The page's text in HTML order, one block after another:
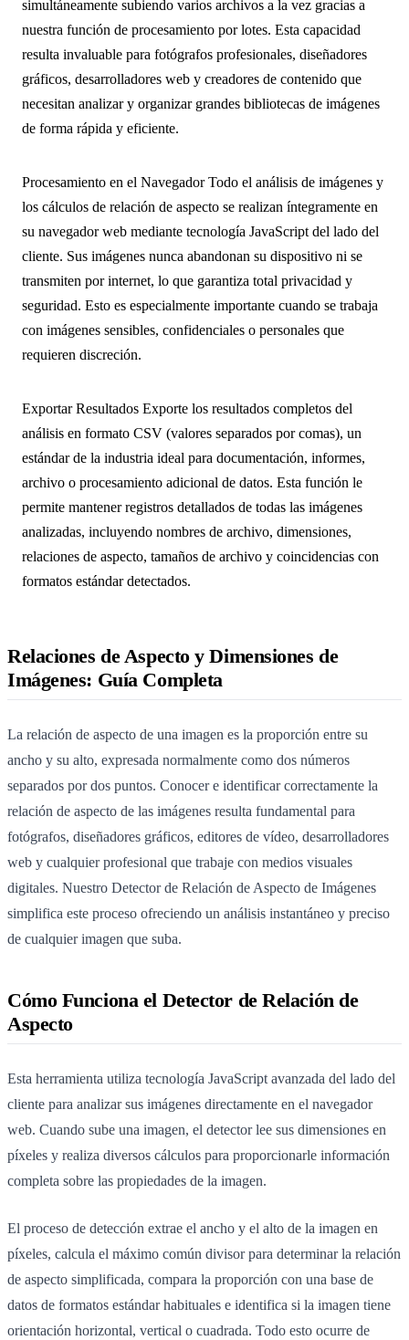
simultáneamente subiendo varios archivos a la vez gracias a
nuestra función de procesamiento por lotes. Esta capacidad
resulta invaluable para fotógrafos profesionales, diseñadores
gráficos, desarrolladores web y creadores de contenido que
necesitan analizar y organizar grandes bibliotecas de imágenes
de forma rápida y eficiente.
Procesamiento en el Navegador Todo el análisis de imágenes y
los cálculos de relación de aspecto se realizan íntegramente en
su navegador web mediante tecnología JavaScript del lado del
cliente. Sus imágenes nunca abandonan su dispositivo ni se
transmiten por internet, lo que garantiza total privacidad y
seguridad. Esto es especialmente importante cuando se trabaja
con imágenes sensibles, confidenciales o personales que
requieren discreción.
Exportar Resultados Exporte los resultados completos del
análisis en formato CSV (valores separados por comas), un
estándar de la industria ideal para documentación, informes,
archivo o procesamiento adicional de datos. Esta función le
permite mantener registros detallados de todas las imágenes
analizadas, incluyendo nombres de archivo, dimensiones,
relaciones de aspecto, tamaños de archivo y coincidencias con
formatos estándar detectados.
Relaciones de Aspecto y Dimensiones de
Imágenes: Guía Completa
La relación de aspecto de una imagen es la proporción entre su
ancho y su alto, expresada normalmente como dos números
separados por dos puntos. Conocer e identificar correctamente la
relación de aspecto de las imágenes resulta fundamental para
fotógrafos, diseñadores gráficos, editores de vídeo, desarrolladores
web y cualquier profesional que trabaje con medios visuales
digitales. Nuestro Detector de Relación de Aspecto de Imágenes
simplifica este proceso ofreciendo un análisis instantáneo y preciso
de cualquier imagen que suba.
Cómo Funciona el Detector de Relación de
Aspecto
Esta herramienta utiliza tecnología JavaScript avanzada del lado del
cliente para analizar sus imágenes directamente en el navegador
web. Cuando sube una imagen, el detector lee sus dimensiones en
píxeles y realiza diversos cálculos para proporcionarle información
completa sobre las propiedades de la imagen.
El proceso de detección extrae el ancho y el alto de la imagen en
píxeles, calcula el máximo común divisor para determinar la relación
de aspecto simplificada, compara la proporción con una base de
datos de formatos estándar habituales e identifica si la imagen tiene
orientación horizontal, vertical o cuadrada. Todo esto ocurre de